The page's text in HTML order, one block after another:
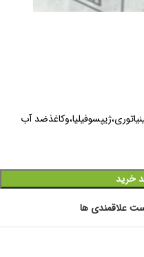
آب
خرید
علاقمندی ها